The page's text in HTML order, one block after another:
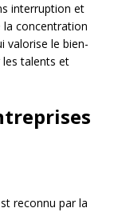
interruption et
la concentration
valorise le bien-
talents et
reconnu par la